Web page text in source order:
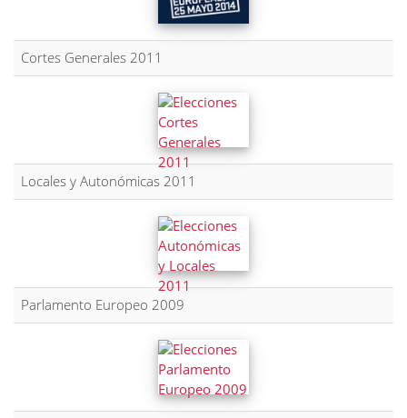
Cortes Generales 2011
Locales y Autonómicas 2011
Parlamento Europeo 2009